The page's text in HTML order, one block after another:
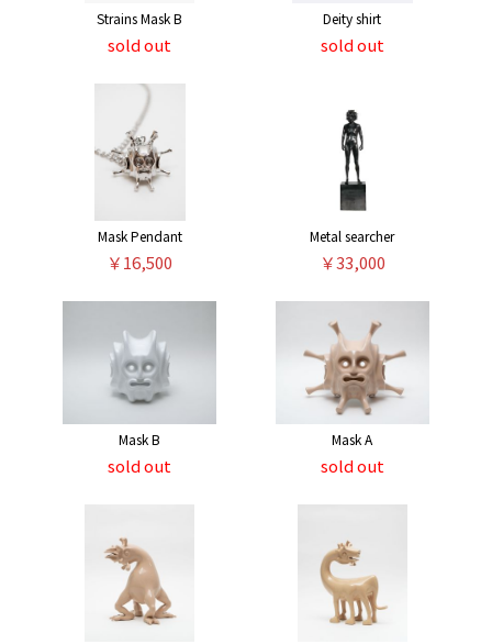
Strains Mask B
sold out
Deity shirt
sold out
Mask Pendant
￥16,500
Metal searcher
￥33,000
Mask B
sold out
Mask A
sold out